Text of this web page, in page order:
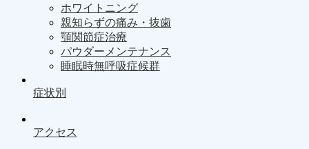
ホワイトニング
親知らずの痛み・抜歯
顎関節症治療
パウダーメンテナンス
睡眠時無呼吸症候群
症状別
アクセス